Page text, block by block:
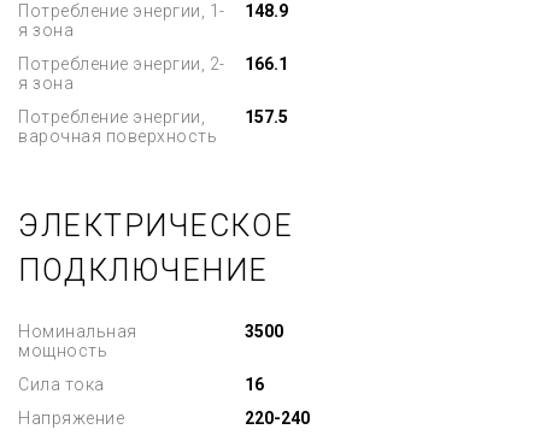
Потребление энергии, 1-
я зона
148.9
Потребление энергии, 2-
я зона
166.1
Потребление энергии,
варочная поверхность
157.5
ЭЛЕКТРИЧЕСКОЕ
ПОДКЛЮЧЕНИЕ
Номинальная
мощность
3500
Сила тока
16
Напряжение
220-240